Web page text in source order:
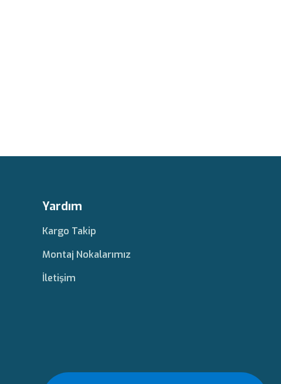
Yardım
Kargo Takip
Montaj Nokalarımız
İletişim